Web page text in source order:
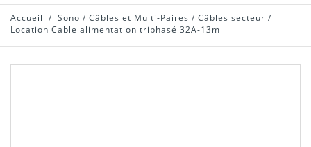
Accueil / Sono / Câbles et Multi-Paires / Câbles secteur /
Location Cable alimentation triphasé 32A-13m